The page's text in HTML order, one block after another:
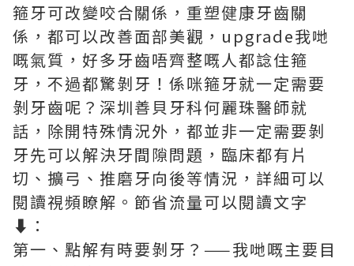
箍牙可改變咬合關係，重塑健康牙齒關
係，都可以改善面部美觀，upgrade我哋
嘅氣質，好多牙齒唔齊整嘅人都諗住箍
牙，不過都驚剝牙！係咪箍牙就一定需要
剝牙齒呢？深圳善貝牙科何麗珠醫師就
話，除開特殊情況外，都並非一定需要剝
牙先可以解決牙間隙問題，臨床都有片
切、擴弓、推磨牙向後等情況，詳細可以
閱讀視頻瞭解。節省流量可以閱讀文字
⬇️：
第一、點解有時要剝牙？——我哋嘅主要目